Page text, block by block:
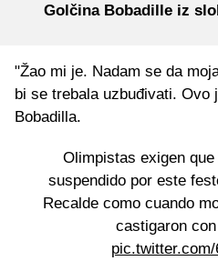
Golčina Bobadille iz
"Žao mi je. Nadam se da
bi se trebala uzbuđivati. Ovo
Bobadilla.
Olimpistas exigen
suspendido por este
Recalde como cuando
castigaron